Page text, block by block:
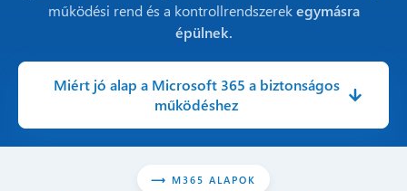
működési rend és a kontrollrendszerekegymásra
épülnek.
Miért jó alap a Microsoft 365 a biztonságos
működéshez
⟶ M365 ALAPOK